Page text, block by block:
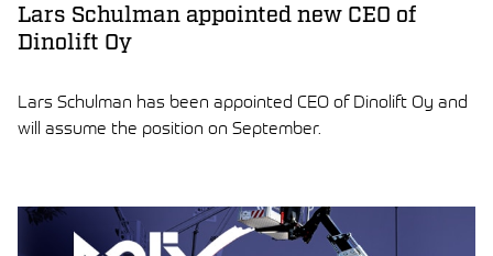
Lars Schulman appointed new CEO of
Dinolift Oy
Lars Schulman has been appointed CEO of Dinolift Oy and
will assume the position on September.